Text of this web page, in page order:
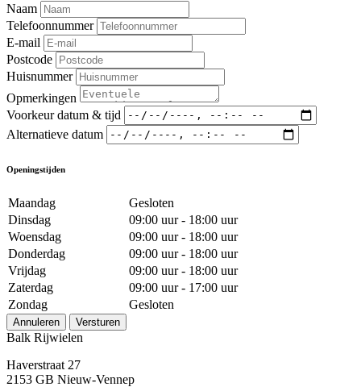
Naam
Telefoonnummer
E-mail
Postcode
Huisnummer
Opmerkingen
Voorkeur datum & tijd
Alternatieve datum
Openingstijden
Maandag
Gesloten
Dinsdag
09:00 uur - 18:00 uur
Woensdag
09:00 uur - 18:00 uur
Donderdag
09:00 uur - 18:00 uur
Vrijdag
09:00 uur - 18:00 uur
Zaterdag
09:00 uur - 17:00 uur
Zondag
Gesloten
Annuleren Versturen
Balk Rijwielen
Haverstraat 27
2153 GB Nieuw-Vennep